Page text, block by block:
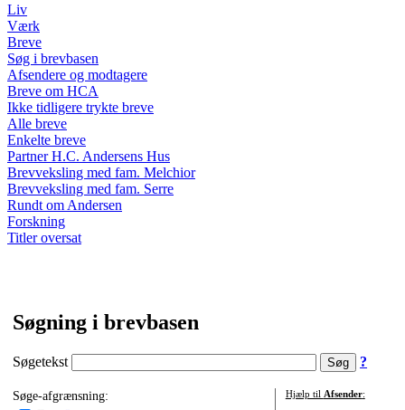
Liv
Værk
Breve
Søg i brevbasen
Afsendere og modtagere
Breve om HCA
Ikke tidligere trykte breve
Alle breve
Enkelte breve
Partner H.C. Andersens Hus
Brevveksling med fam. Melchior
Brevveksling med fam. Serre
Rundt om Andersen
Forskning
Titler oversat
Søgning i brevbasen
Søgetekst ?
Søge-afgrænsning:
Hjælp til Afsender: